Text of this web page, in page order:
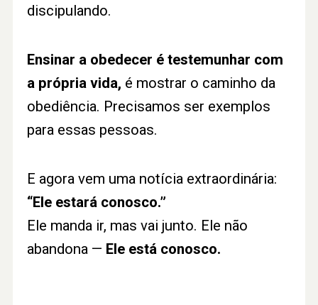
discipulando.
Ensinar a obedecer é testemunhar com
a própria vida, é mostrar o caminho da
obediência. Precisamos ser exemplos
para essas pessoas.
E agora vem uma notícia extraordinária:
“Ele estará conosco.”
Ele manda ir, mas vai junto. Ele não
abandona — Ele está conosco.